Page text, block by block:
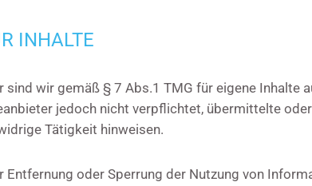
INHALTE
sind wir gemäß § 7 Abs.1 TMG für eigene Inhalte
jedoch nicht verpflichtet, übermittelte
Tätigkeit hinweisen.
Entfernung oder Sperrung der Nutzung von